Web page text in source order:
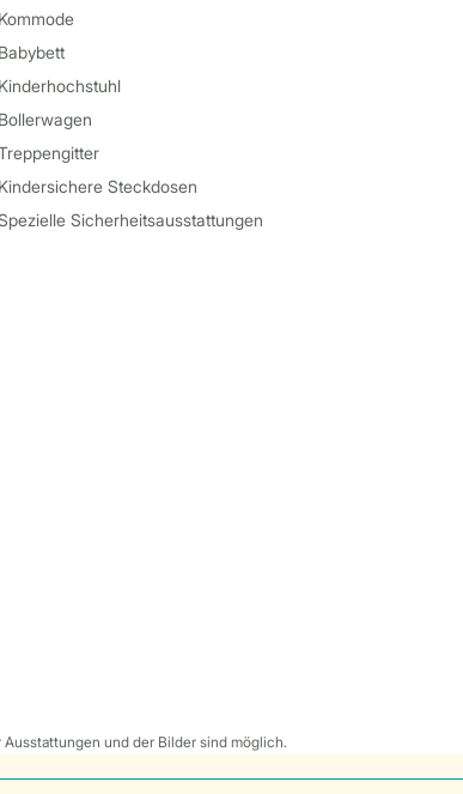
Kommode
Babybett
Kinderhochstuhl
Bollerwagen
Kindersichere Steckdosen
Sicherheitsausstattungen
und der Bilder sind möglich.